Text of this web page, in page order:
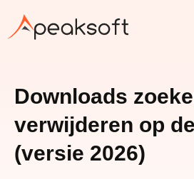
Downloads
verwijderen op
(versie 2026)